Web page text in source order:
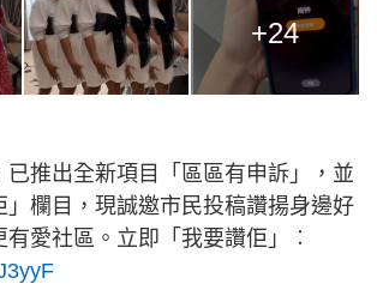
+24
已推出全新項目「區區有申訴」，並
」欄目，現誠邀市民投稿讚揚身邊好
愛社區。立即「我要讚佢」︰